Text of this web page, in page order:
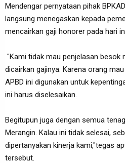
Mendengar pernyataan pihak
langsung menegaskan kepada
mencairkan gaji honorer pada hari
"Kami tidak mau penjelasan besok
dicairkan gajinya. Karena orang
APBD ini digunakan untuk
ini harus diselesaikan.
Begitupun juga dengan semua
Merangin. Kalau ini tidak selesai,
dipertanyakan kinerja kami,"tegas
tersebut.